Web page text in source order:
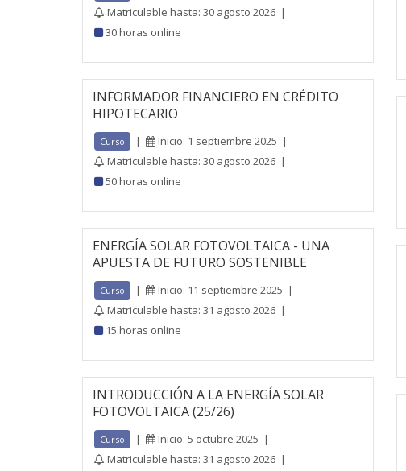
Matriculable hasta: 30 agosto 2026 |
30 horas online
INFORMADOR FINANCIERO EN CRÉDITO
HIPOTECARIO
Curso | Inicio: 1 septiembre 2025 |
Matriculable hasta: 30 agosto 2026 |
50 horas online
ENERGÍA SOLAR FOTOVOLTAICA - UNA
APUESTA DE FUTURO SOSTENIBLE
Curso | Inicio: 11 septiembre 2025 |
Matriculable hasta: 31 agosto 2026 |
15 horas online
INTRODUCCIÓN A LA ENERGÍA SOLAR
FOTOVOLTAICA (25/26)
Curso | Inicio: 5 octubre 2025 |
Matriculable hasta: 31 agosto 2026 |